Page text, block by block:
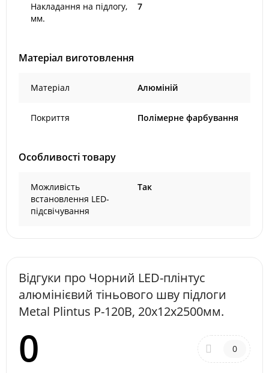
Накладання на підлогу,
мм.
7
Матеріал виготовлення
Матеріал Алюміній
Покриття Полімерне фарбування
Особливості товару
Можливість
встановлення LED-
підсвічування
Так
Відгуки про Чорний LED-плінтус
алюмінієвий тіньового шву підлоги
Metal Plintus P-120B, 20х12х2500мм.
0 0